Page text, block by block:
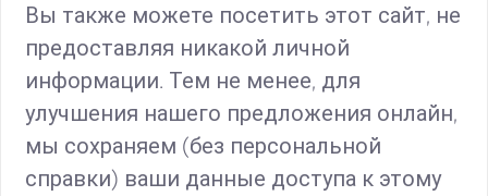
Вы также можете посетить этот сайт, не
предоставляя никакой личной
информации. Тем не менее, для
улучшения нашего предложения онлайн,
мы сохраняем (без персональной
справки) ваши данные доступа к этому